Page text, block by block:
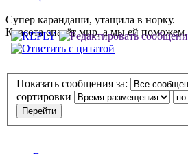
Супер карандаши, утащила в норку.
Красота спасёт мир, а мы ей поможем.
Показать сообщения за:
сортировки